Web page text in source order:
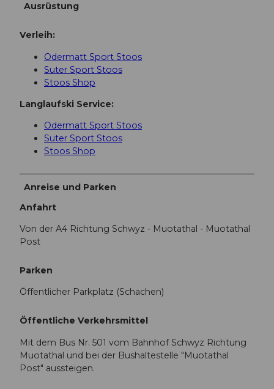
Ausrüstung
Verleih:
Odermatt Sport Stoos
Suter Sport Stoos
Stoos Shop
Langlaufski Service:
Odermatt Sport Stoos
Suter Sport Stoos
Stoos Shop
Anreise und Parken
Anfahrt
Von der A4 Richtung Schwyz - Muotathal - Muotathal
Post
Parken
Öffentlicher Parkplatz (Schachen)
Öffentliche Verkehrsmittel
Mit dem Bus Nr. 501 vom Bahnhof Schwyz Richtung
Muotathal und bei der Bushaltestelle "Muotathal
Post" aussteigen.